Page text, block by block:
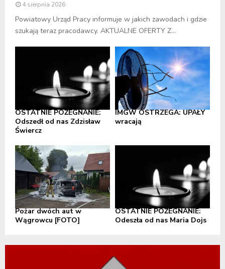
4 sierpnia 2026
Powiatowy Urząd Pracy informuje w jakich zawodach i gdzie
szukają teraz pracodawcy. AKTUALNE OFERTY Z...
OSTATNIE POŻEGNANIE:
Odszedł od nas Zdzisław
Świercz
IMGW OSTRZEGA: UPAŁY
wracają
Pożar dwóch aut w
Wągrowcu [FOTO]
OSTATNIE POŻEGNANIE:
Odeszła od nas Maria Dojs